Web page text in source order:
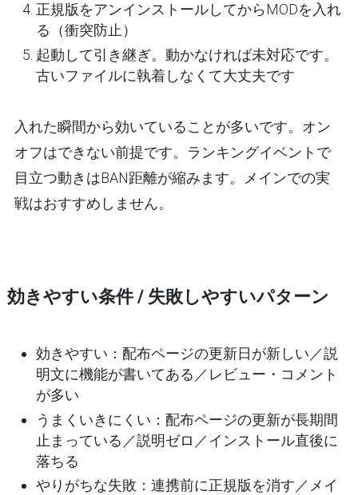
正規版をアンインストールしてからMODを入れ
る（衝突防止）
起動して引き継ぎ。動かなければ未対応です。
古いファイルに執着しなくて大丈夫です
入れた瞬間から効いていることが多いです。オン
オフはできない前提です。ランキングイベントで
目立つ動きはBAN距離が縮みます。メインでの実
戦はおすすめしません。
効きやすい条件 / 失敗しやすいパターン
効きやすい ：配布ページの更新日が新しい／説
明文に機能が書いてある／レビュー・コメント
が多い
うまくいきにくい ：配布ページの更新が長期間
止まっている／説明ゼロ／インストール直後に
落ちる
やりがちな失敗 ：連携前に正規版を消す／メイ